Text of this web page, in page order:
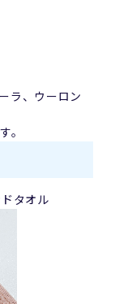
ラ、ウーロン
。
タオル